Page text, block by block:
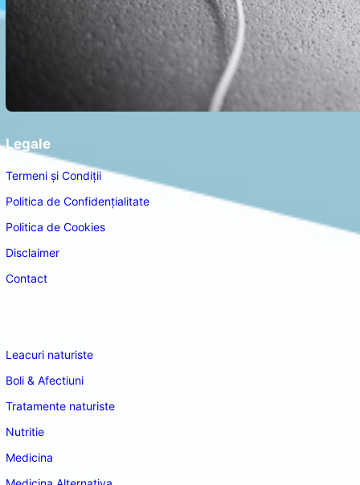
Legale
Termeni și Condiții
Politica de Confidențialitate
Politica de Cookies
Disclaimer
Contact
Leacuri naturiste
Boli & Afectiuni
Tratamente naturiste
Nutritie
Medicina